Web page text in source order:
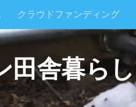
クラウドファンディング
田舎暮らし